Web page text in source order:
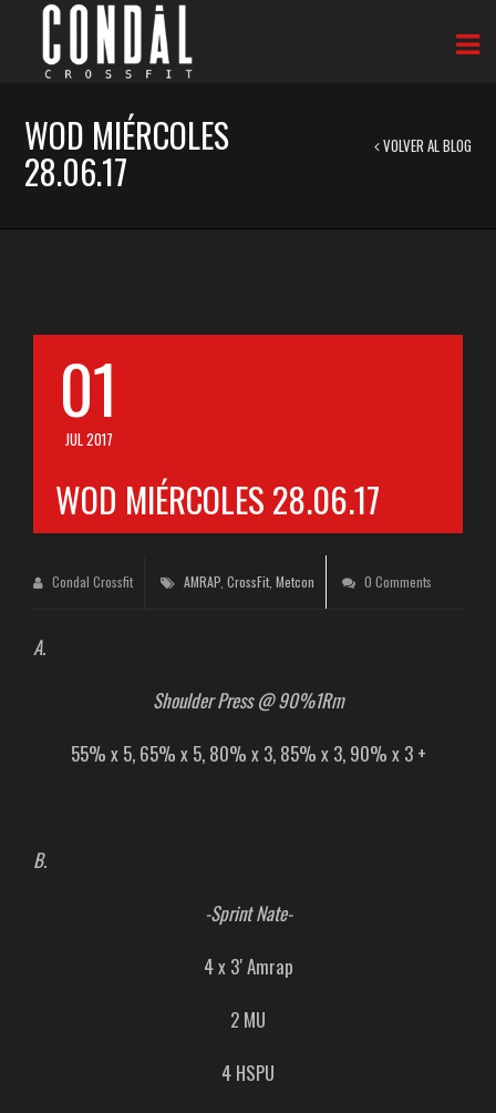
WOD MIÉRCOLES
28.06.17
VOLVER AL BLOG
01
JUL 2017
WOD MIÉRCOLES 28.06.17
Condal Crossfit AMRAP CrossFit Metcon 0 Comments
A.
Shoulder Press @ 90%1Rm
55% x 5, 65% x 5, 80% x 3, 85% x 3, 90% x 3 +
B.
-Sprint Nate-
4 x 3′ Amrap
2 MU
4 HSPU